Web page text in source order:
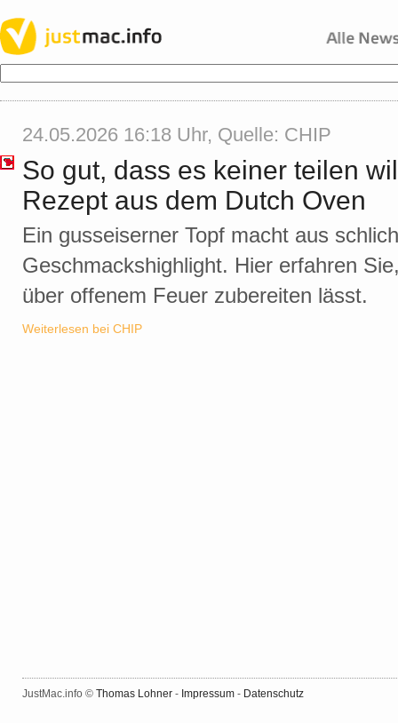
24.05.2026 16:18 Uhr, Quelle: CHIP
So gut, dass es keiner teilen
Rezept aus dem Dutch Oven
Ein gusseiserner Topf macht aus
Geschmackshighlight. Hier erfahren
über offenem Feuer zubereiten lässt.
Weiterlesen bei CHIP
JustMac.info © Thomas Lohner - Impressum - Datenschutz